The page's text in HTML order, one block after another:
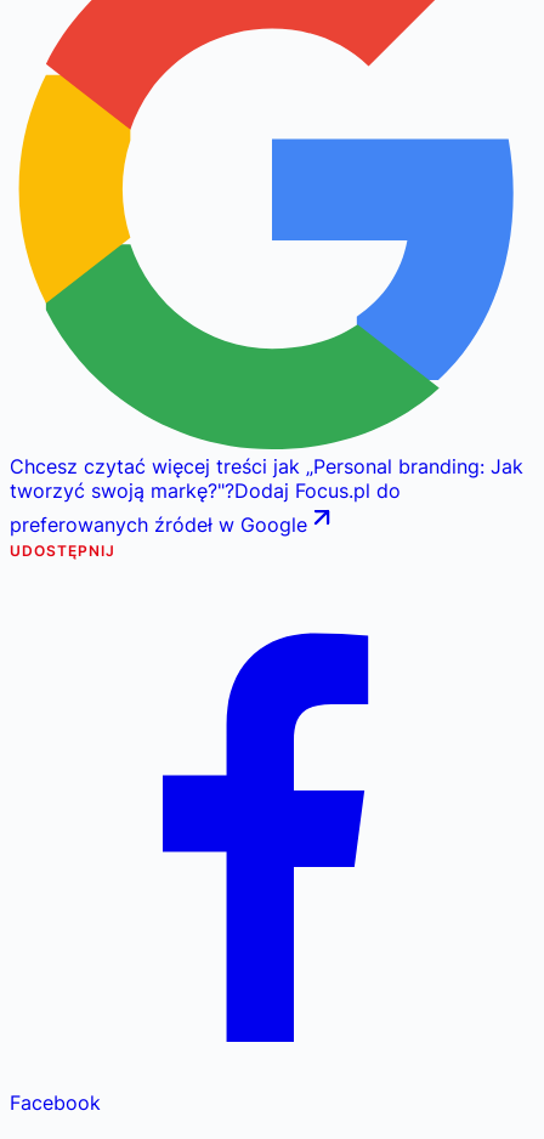
Chcesz czytać więcej treści jak „Personal branding: Jak
tworzyć swoją markę?"?Dodaj Focus.pl do
preferowanych źródeł w Google
UDOSTĘPNIJ
Facebook